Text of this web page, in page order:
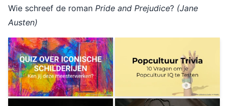
Wie schreef de roman Pride and Prejudice? (Jane
Austen)